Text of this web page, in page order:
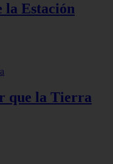
la Estación
que la Tierra